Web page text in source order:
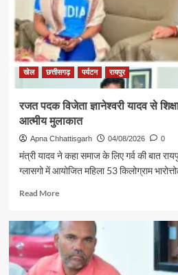
खेल छत्तीसगढ़ पर्यटन रायपुर
रजत पदक विजेता ज्ञानेश्वरी यादव से
आत्मीय मुलाकात
Apna Chhattisgarh 04/08/2026 0
मंत्री यादव ने कहा समाज के लिए गर्व की बात
ग्लासगो में आयोजित महिला 53 किलोग्राम
Read MoreRead
रजत
पदक
विजेता
ज्ञानेश्वरी